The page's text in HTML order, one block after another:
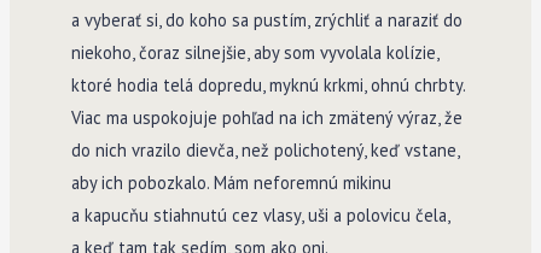
a vyberať si, do koho sa pustím, zrýchliť a naraziť do
niekoho, čoraz silnejšie, aby som vyvolala kolízie,
ktoré hodia telá dopredu, myknú krkmi, ohnú chrbty.
Viac ma uspokojuje pohľad na ich zmätený výraz, že
do nich vrazilo dievča, než polichotený, keď vstane,
aby ich pobozkalo. Mám neforemnú mikinu
a kapucňu stiahnutú cez vlasy, uši a polovicu čela,
a keď tam tak sedím, som ako oni.